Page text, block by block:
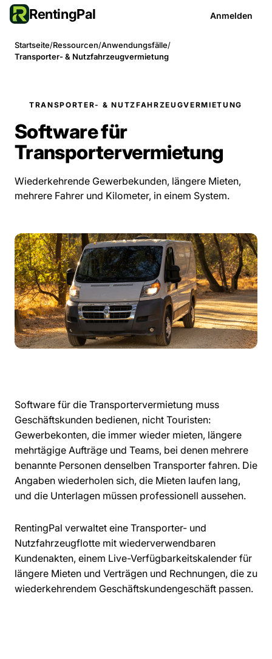
RentingPal Anmelden
Startseite/Ressourcen/Anwendungsfälle/
Transporter- & Nutzfahrzeugvermietung
TRANSPORTER- & NUTZFAHRZEUGVERMIETUNG
Software für
Transportervermietung
Wiederkehrende Gewerbekunden, längere Mieten,
mehrere Fahrer und Kilometer, in einem System.
Software für die Transportervermietung muss
Geschäftskunden bedienen, nicht Touristen:
Gewerbekonten, die immer wieder mieten, längere
mehrtägige Aufträge und Teams, bei denen mehrere
benannte Personen denselben Transporter fahren. Die
Angaben wiederholen sich, die Mieten laufen lang,
und die Unterlagen müssen professionell aussehen.
RentingPal verwaltet eine Transporter- und
Nutzfahrzeugflotte mit wiederverwendbaren
Kundenakten, einem Live-Verfügbarkeitskalender für
längere Mieten und Verträgen und Rechnungen, die zu
wiederkehrendem Geschäftskundengeschäft passen.